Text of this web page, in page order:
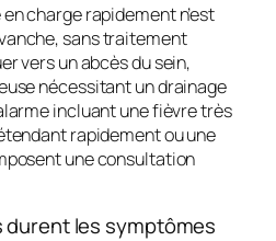
charge rapidement n’est
sans traitement
vers un abcès du sein,
nécessitant un drainage
incluant une fièvre très
rapidement ou une
une consultation
les symptômes